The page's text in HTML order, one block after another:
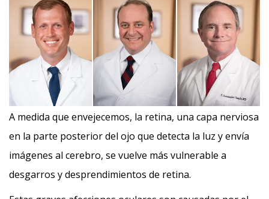
A medida que envejecemos, la retina, una capa nerviosa
en la parte posterior del ojo que detecta la luz y envía
imágenes al cerebro, se vuelve más vulnerable a
desgarros y desprendimientos de retina.